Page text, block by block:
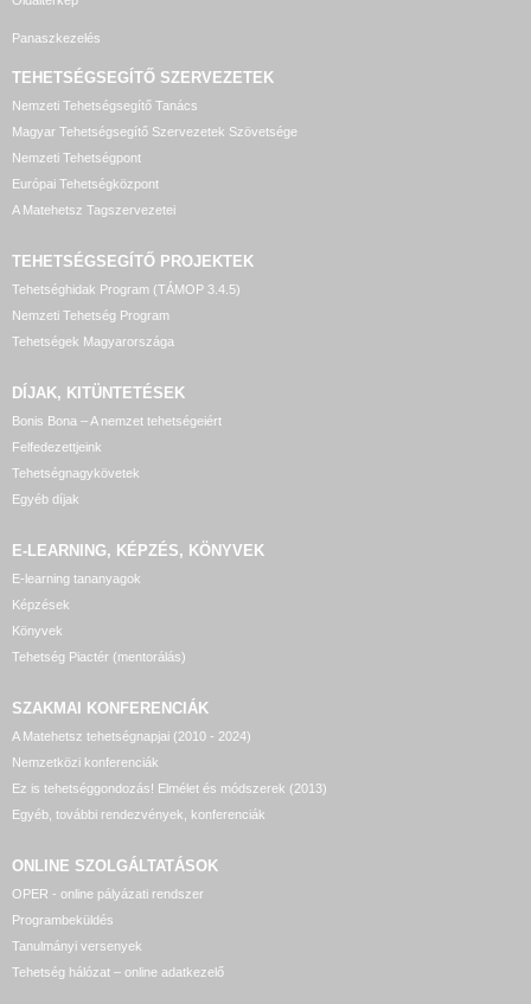
Panaszkezelés
TEHETSÉGSEGÍTŐ SZERVEZETEK
Nemzeti Tehetségsegítő Tanács
Magyar Tehetségsegítő Szervezetek Szövetsége
Nemzeti Tehetségpont
Európai Tehetségközpont
A Matehetsz Tagszervezetei
TEHETSÉGSEGÍTŐ PROJEKTEK
Tehetséghidak Program (TÁMOP 3.4.5)
Nemzeti Tehetség Program
Tehetségek Magyarországa
DÍJAK, KITÜNTETÉSEK
Bonis Bona – A nemzet tehetségeiért
Felfedezettjeink
Tehetségnagykövetek
Egyéb díjak
E-LEARNING, KÉPZÉS, KÖNYVEK
E-learning tananyagok
Képzések
Könyvek
Tehetség Piactér (mentorálás)
SZAKMAI KONFERENCIÁK
A Matehetsz tehetségnapjai (2010 - 2024)
Nemzetközi konferenciák
Ez is tehetséggondozás! Elmélet és módszerek (2013)
Egyéb, további rendezvények, konferenciák
ONLINE SZOLGÁLTATÁSOK
OPER - online pályázati rendszer
Programbeküldés
Tanulmányi versenyek
Tehetség hálózat – online adatkezelő